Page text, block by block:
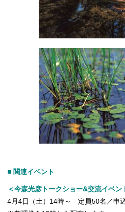
■ 関連イベント
＜今森光彦トークショー&交流イベン
4月4日（土）14時～ 定員50名／申